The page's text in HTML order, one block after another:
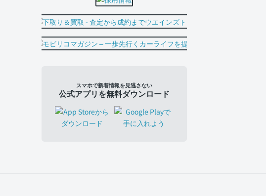
スマホで新着情報を見逃さない
公式アプリを無料ダウンロード